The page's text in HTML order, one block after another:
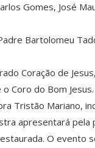
Gomes, José
Bartolomeu
Coração de
Coro do Bom Jesus.
Tristão Mariano,
apresentará pela
O evento